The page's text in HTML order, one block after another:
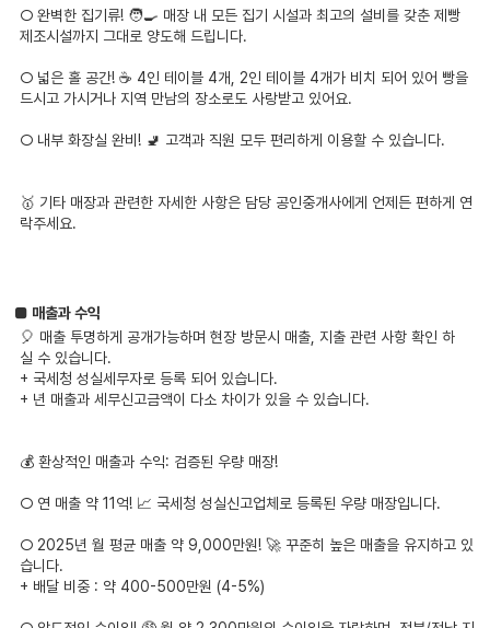
○ 완벽한 집기류! 🧑‍🍳 매장 내 모든 집기 시설과 최고의 설비를 갖춘 제빵
제조시설까지 그대로 양도해 드립니다.
○ 넓은 홀 공간! ☕ 4인 테이블 4개, 2인 테이블 4개가 비치 되어 있어 빵을
드시고 가시거나 지역 만남의 장소로도 사랑받고 있어요.
○ 내부 화장실 완비! 🚽 고객과 직원 모두 편리하게 이용할 수 있습니다.
🥇 기타 매장과 관련한 자세한 사항은 담당 공인중개사에게 언제든 편하게 연
락주세요.
■ 매출과 수익
🎈 매출 투명하게 공개가능하며 현장 방문시 매출, 지출 관련 사항 확인 하
실 수 있습니다.
+ 국세청 성실세무자로 등록 되어 있습니다.
+ 년 매출과 세무신고금액이 다소 차이가 있을 수 있습니다.
💰 환상적인 매출과 수익: 검증된 우량 매장!
○ 연 매출 약 11억! 📈 국세청 성실신고업체로 등록된 우량 매장입니다.
○ 2025년 월 평균 매출 약 9,000만원! 🚀 꾸준히 높은 매출을 유지하고 있
습니다.
+ 배달 비중 : 약 400-500만원 (4-5%)